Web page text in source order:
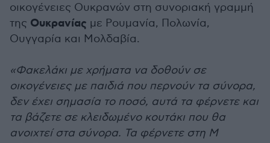
οικογένειες Ουκρανών στη συνοριακή γραμμή
της Ουκρανίας με Ρουμανία, Πολωνία,
Ουγγαρία και Μολδαβία.
«Φακελάκι με χρήματα να δοθούν σε
οικογένειες με παιδιά που περνούν τα σύνορα,
δεν έχει σημασία το ποσό, αυτά τα φέρνετε και
τα βάζετε σε κλειδωμένο κουτάκι που θα
ανοιχτεί στα σύνορα. Τα φέρνετε στη Μ